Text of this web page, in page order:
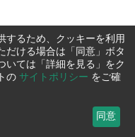
するため、クッキーを利用
だける場合は「同意」ボタ
いては「詳細を見る」をク
の サイトポリシー をご確
同意